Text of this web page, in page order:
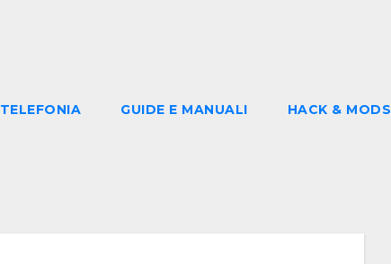
TELEFONIA GUIDE E MANUALI HACK & MODS